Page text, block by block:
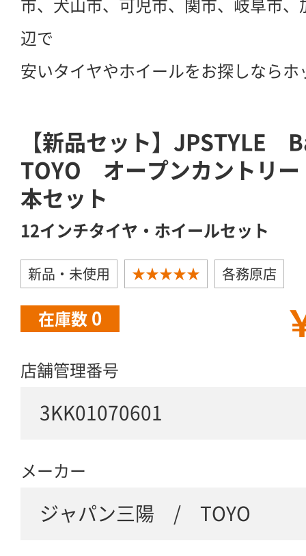
市、犬山市、可児市、関市、岐阜市
辺で
安いタイヤやホイールをお探しなら
【新品セット】
TOYO オープンカントリ
本セット
12インチタイヤ・ホイールセット
新品・未使用 ★★★★★ 各務原店
在庫数 0
店舗管理番号
3KK01070601
メーカー
ジャパン三陽 / TOYO